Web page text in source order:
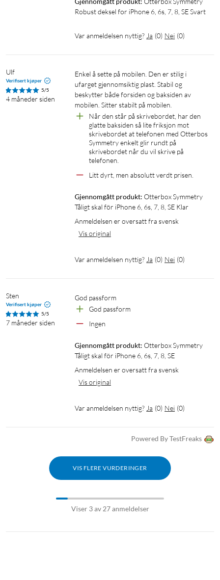
Robust deksel for iPhone 6, 6s, 7, 8, SE Svart
Var anmeldelsen nyttig? Ja (0) Nei (0)
Ulf
Verifisert kjøper
5/5
4 måneder siden
Enkel å sette på mobilen. Den er stilig i
ufarget gjennomsiktig plast. Stabil og
beskytter både forsiden og baksiden av
mobilen. Sitter stabilt på mobilen.
Når den står på skrivebordet, har den
glatte baksiden så lite friksjon mot
skrivebordet at telefonen med Otterbos
Symmetry enkelt glir rundt på
skrivebordet når du vil skrive på
telefonen.
Litt dyrt, men absolutt verdt prisen.
Gjennomgått produkt: Otterbox Symmetry
Tåligt skal för iPhone 6, 6s, 7, 8, SE Klar
Anmeldelsen er oversatt fra svensk
Vis original
Var anmeldelsen nyttig? Ja (0) Nei (0)
Sten
Verifisert kjøper
5/5
7 måneder siden
God passform
God passform
Ingen
Gjennomgått produkt: Otterbox Symmetry
Tåligt skal för iPhone 6, 6s, 7, 8, SE
Anmeldelsen er oversatt fra svensk
Vis original
Var anmeldelsen nyttig? Ja (0) Nei (0)
Powered By TestFreaks
VIS FLERE VURDERINGER
Viser 3 av 27 anmeldelser